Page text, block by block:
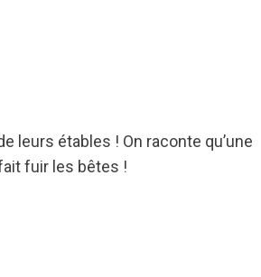
leurs étables ! On raconte qu’une
fuir les bêtes !